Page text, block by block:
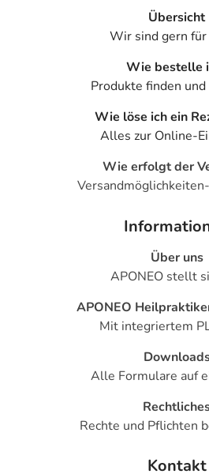
Übersicht
Wir sind gern für
Wie bestelle
Produkte finden
Wie löse ich ein
Alles zur Online-
Wie erfolgt der
Über uns
APONEO stellt
APONEO
Mit integriertem
Alle Formulare auf
Rechte und Pflichten
Kontakt